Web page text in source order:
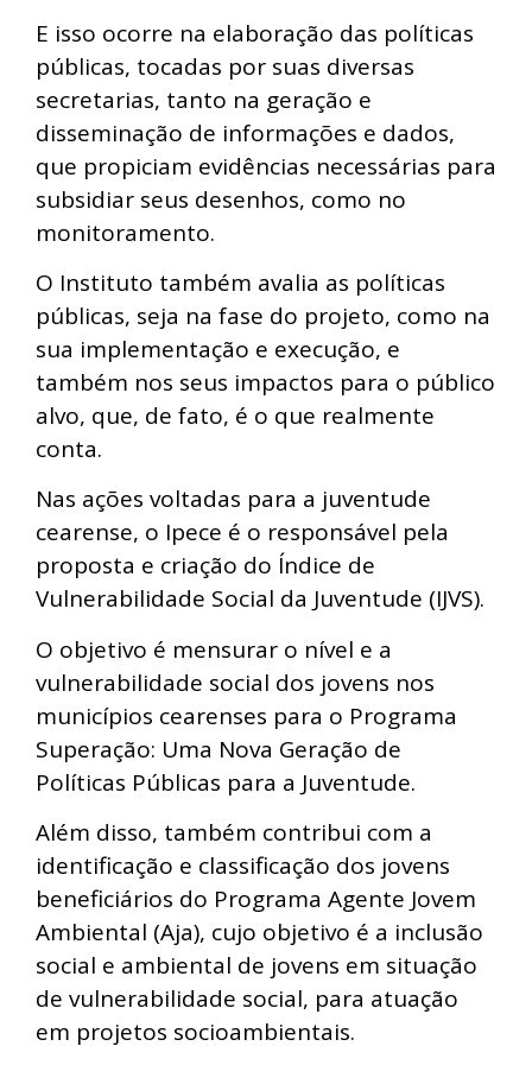
E isso ocorre na elaboração das políticas
públicas, tocadas por suas diversas
secretarias, tanto na geração e
disseminação de informações e dados,
que propiciam evidências necessárias para
subsidiar seus desenhos, como no
monitoramento.
O Instituto também avalia as políticas
públicas, seja na fase do projeto, como na
sua implementação e execução, e
também nos seus impactos para o público
alvo, que, de fato, é o que realmente
conta.
Nas ações voltadas para a juventude
cearense, o Ipece é o responsável pela
proposta e criação do Índice de
Vulnerabilidade Social da Juventude (IJVS).
O objetivo é mensurar o nível e a
vulnerabilidade social dos jovens nos
municípios cearenses para o Programa
Superação: Uma Nova Geração de
Políticas Públicas para a Juventude.
Além disso, também contribui com a
identificação e classificação dos jovens
beneficiários do Programa Agente Jovem
Ambiental (Aja), cujo objetivo é a inclusão
social e ambiental de jovens em situação
de vulnerabilidade social, para atuação
em projetos socioambientais.